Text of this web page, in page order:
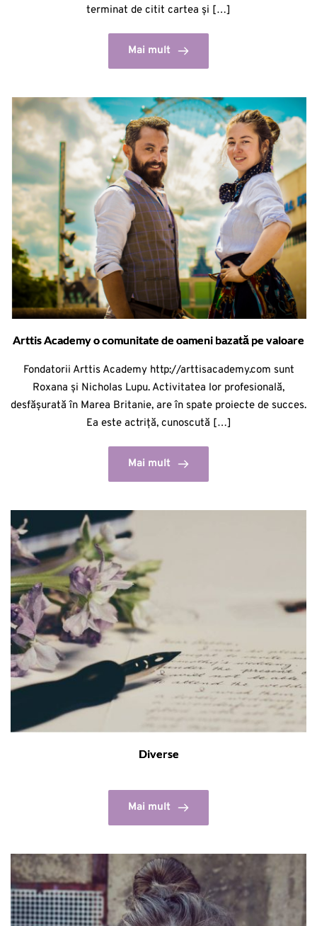
terminat de citit cartea și […]
Mai mult
Arttis Academy o comunitate de oameni bazată pe valoare
Fondatorii Arttis Academy http://arttisacademy.com sunt
Roxana și Nicholas Lupu. Activitatea lor profesională,
desfășurată în Marea Britanie, are în spate proiecte de succes.
Ea este actriță, cunoscută […]
Mai mult
Diverse
Mai mult